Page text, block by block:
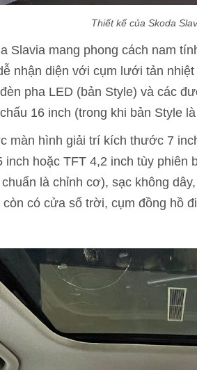
Thiết kế của Skoda
Slavia mang phong cách nam
nhận diện với cụm lưới tản
pha LED (bản Style) và các
16 inch (trong khi bản Style
màn hình giải trí kích thước 7
inch hoặc TFT 4,2 inch tùy
là chỉnh cơ), sạc không
còn có cửa sổ trời, cụm đồng hồ